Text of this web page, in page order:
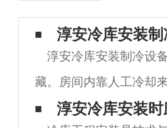
淳安冷库安装
淳安冷库安装制冷设
藏。房间内靠人工冷却
都用厚绝缘材料覆盖，
淳安冷库安装